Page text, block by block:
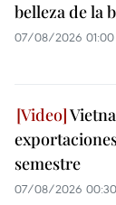
belleza de la
07/08/2026 01:00
semestre
07/08/2026 00:30